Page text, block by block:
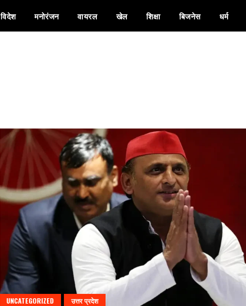
विदेश मनोरंजन वायरल खेल शिक्षा बिजनेस धर्म
UNCATEGORIZED उत्तर प्रदेश